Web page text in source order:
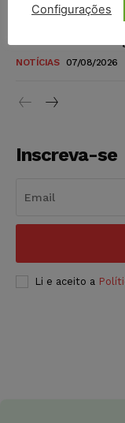
Justiça do
NOTÍCIAS 07/08/2026
Inscreva-se
Li e aceito a
Configurações